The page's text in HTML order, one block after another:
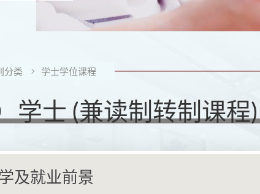
分类 学士学位课程
学士 (兼读制转制课程)
及就业前景